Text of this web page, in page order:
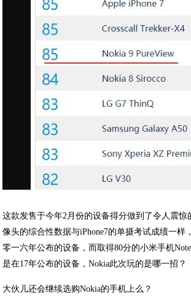
这款发售于今年2月份的设备得分做到了令人震惊
像头的综合性数据与iPhone7的单摄考试成绩一样
零一六年公布的设备，而取得80分的小米手机
是在17年公布的设备，Nokia此次玩的是哪一招？
大伙儿还会继续选购Nokia的手机上么？